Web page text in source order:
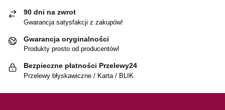
90 dni na zwrot
Gwarancja satysfakcji z zakupów!
Gwarancja oryginalności
Produkty prosto od producentów!
Bezpieczne płatności Przelewy24
Przelewy błyskawiczne / Karta / BLIK